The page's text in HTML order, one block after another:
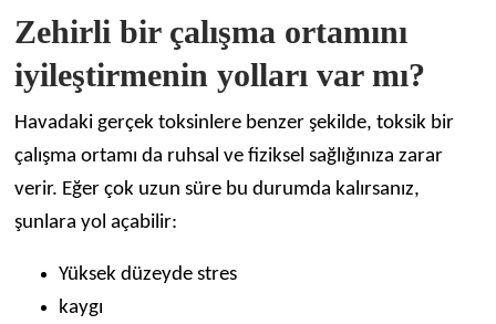
Zehirli bir çalışma ortamını
iyileştirmenin yolları var mı?
Havadaki gerçek toksinlere benzer şekilde, toksik bir
çalışma ortamı da ruhsal ve fiziksel sağlığınıza zarar
verir. Eğer çok uzun süre bu durumda kalırsanız,
şunlara yol açabilir:
Yüksek düzeyde stres
kaygı